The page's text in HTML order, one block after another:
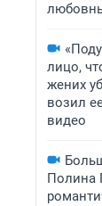
лицо,
жених
возил
видео
Полина